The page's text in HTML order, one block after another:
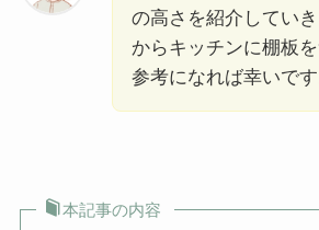
の高さを紹介してい
からキッチンに棚板
参考になれば幸いです
本記事の内容